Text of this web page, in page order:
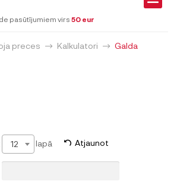
pasūtījumiem virs 50 eur
preces Kalkulatori
Galda
12 lapā Atjaunot